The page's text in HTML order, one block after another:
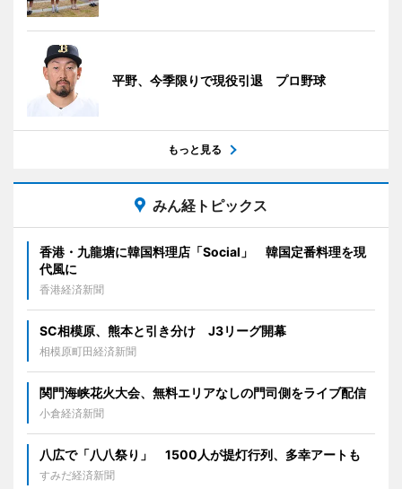
平野、今季限りで現役引退 プロ野球
もっと見る
みん経トピックス
香港・九龍塘に韓国料理店「Social」 韓国定番料理を現
代風に
香港経済新聞
SC相模原、熊本と引き分け J3リーグ開幕
相模原町田経済新聞
関門海峡花火大会、無料エリアなしの門司側をライブ配信
小倉経済新聞
八広で「八八祭り」 1500人が提灯行列、多幸アートも
すみだ経済新聞